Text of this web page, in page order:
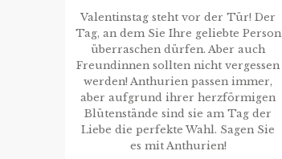
Valentinstag steht vor der Tür! Der
Tag, an dem Sie Ihre geliebte Person
überraschen dürfen. Aber auch
Freundinnen sollten nicht vergessen
werden! Anthurien passen immer,
aber aufgrund ihrer herzförmigen
Blütenstände sind sie am Tag der
Liebe die perfekte Wahl. Sagen Sie
es mit Anthurien!